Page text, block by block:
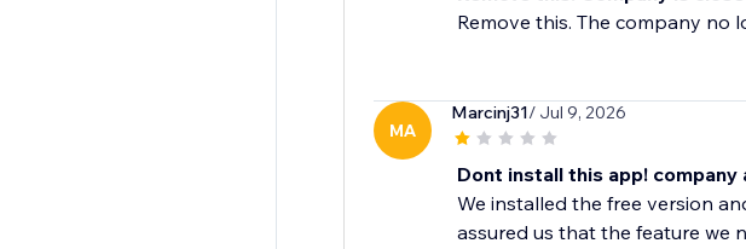
Remove this. The company no
MA
Marcinj31/ Jul 9, 2026
Dont install this app! company
We installed the free version
assured us that the feature we